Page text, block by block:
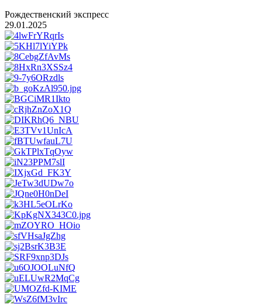
Рождественский экспресс
29.01.2025